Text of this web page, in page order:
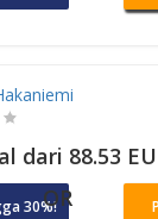
dari 88.53
30%!OR